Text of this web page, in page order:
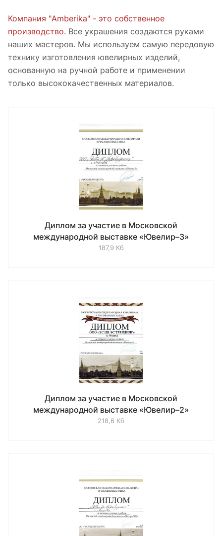
Компания "Amberika" - это собственное
производство. Все украшения создаются руками
наших мастеров. Мы используем самую передовую
технику изготовления ювелирных изделий,
основанную на ручной работе и применении
только высококачественных материалов.
Диплом за участие в Московской
международной выставке «Ювелир–3»
187,9 Кб
Диплом за участие в Московской
международной выставке «Ювелир–2»
218,6 Кб